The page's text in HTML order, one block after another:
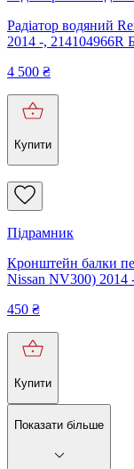
Радіатор водяний
2014 -, 214104966R
4 500 ₴
Купити
Підрамник
Кронштейн балки
Nissan NV300) 2014
450 ₴
Купити
Показати більше